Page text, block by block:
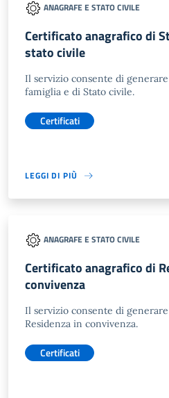
ANAGRAFE E STATO CIVILE
Certificato anagrafico di
stato civile
Il servizio consente di
famiglia e di Stato civile.
Certificati
LEGGI DI PIÙ
ANAGRAFE E STATO CIVILE
Certificato anagrafico di
convivenza
Il servizio consente di
Residenza in convivenza.
Certificati